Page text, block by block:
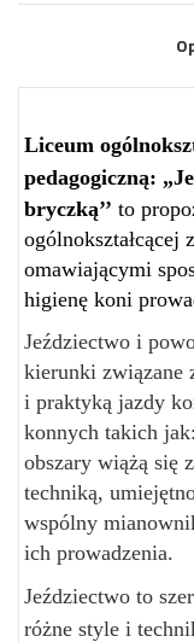
Liceum
pedagogiczną:
bryczką’’ to
omawiającymi
higienę koni
Jeździectwo i
kierunki związane
i praktyką jazdy
konnych takich
obszary wiążą się
techniką,
wspólny
ich prowadzenia.
Jeździectwo to
różne style i